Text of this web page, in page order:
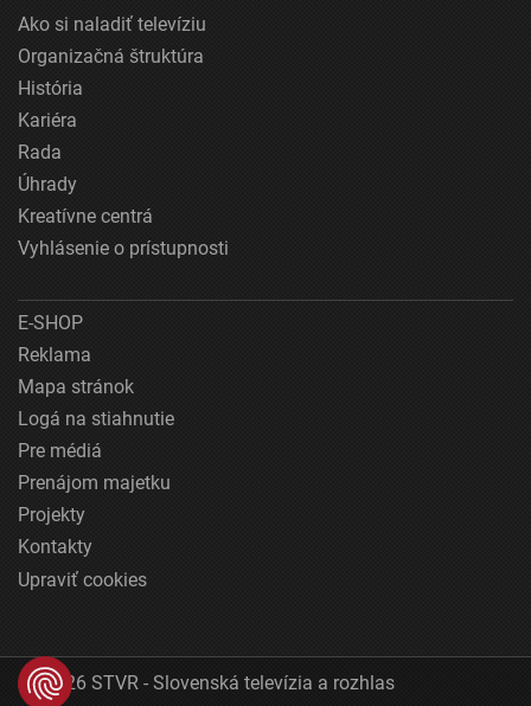
Ako si naladiť televíziu
Organizačná štruktúra
História
Kariéra
Rada
Úhrady
Kreatívne centrá
Vyhlásenie o prístupnosti
E-SHOP
Reklama
Mapa stránok
Logá na stiahnutie
Pre médiá
Prenájom majetku
Projekty
Kontakty
Upraviť cookies
© 2026 STVR - Slovenská televízia a rozhlas